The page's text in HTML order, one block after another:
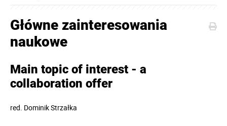
Główne zainteresowania
naukowe
Main topic of interest - a
collaboration offer
red. Dominik Strzałka